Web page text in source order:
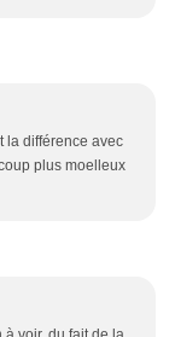
la différence avec
plus moelleux